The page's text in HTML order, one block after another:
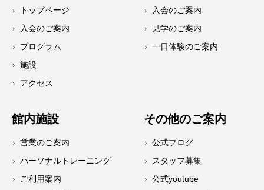
トップページ
入会のご案内
プログラム
施設
アクセス
入会のご案内
見学のご案内
一日体験のご案内
館内施設
営業のご案内
パーソナルトレーニング
ご利用案内
その他のご案内
公式ブログ
スタッフ募集
公式youtube